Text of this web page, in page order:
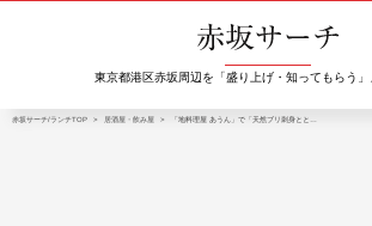
東京都港区赤坂周辺を「盛り上げ・知ってもらう
赤坂サーチ/ランチTOP > 居酒屋・飲み屋 > 「地料理屋 あうん」で「天然ブリ刺身とと…